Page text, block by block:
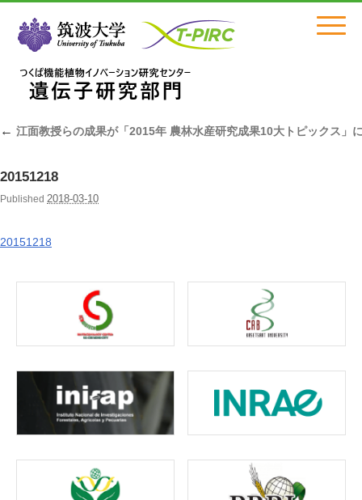
Click
← 江面教授らの成果が「2015年 農林水産研究成果10大トピックス」
20151218
Published 2018-03-10
20151218